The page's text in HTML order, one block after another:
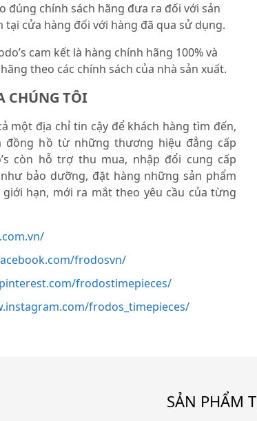
đúng chính sách hãng đưa ra đối với sản
tại cửa hàng đối với hàng đã qua sử dụng.
cam kết là hàng chính hãng 100% và
theo các chính sách của nhà sản xuất.
CHÚNG TÔI
một địa chỉ tin cậy để khách hàng tìm đến,
đồng hồ từ những thương hiệu đẳng cấp
còn hỗ trợ thu mua, nhập đổi cung cấp
bảo dưỡng, đặt hàng những sản phẩm
hạn, mới ra mắt theo yêu cầu của từng
frodosvn/
frodostimepieces/
frodos_timepieces/
SẢN PHẨM